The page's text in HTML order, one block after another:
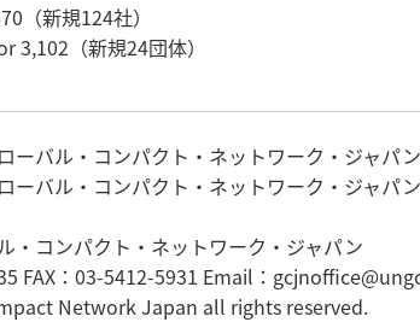
（新規124社）
3,102（新規24団体）
ーバル・コンパクト・ネットワーク・ジャパ
ーバル・コンパクト・ネットワーク・ジャパ
・コンパクト・ネットワーク・ジャパン
FAX：03-5412-5931 Email：
Network Japan all rights reserved.